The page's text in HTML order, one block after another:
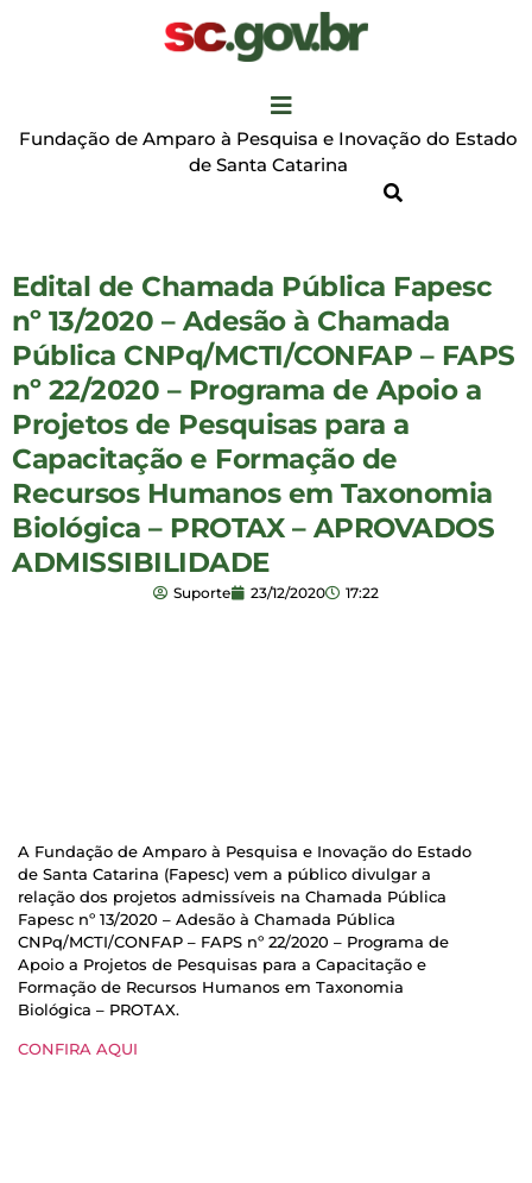
Fundação de Amparo à Pesquisa e Inovação do Estado
de Santa Catarina
Edital de Chamada Pública Fapesc
nº 13/2020 – Adesão à Chamada
Pública CNPq/MCTI/CONFAP – FAPS
nº 22/2020 – Programa de Apoio a
Projetos de Pesquisas para a
Capacitação e Formação de
Recursos Humanos em Taxonomia
Biológica – PROTAX – APROVADOS
ADMISSIBILIDADE
Suporte 23/12/2020 17:22
A Fundação de Amparo à Pesquisa e Inovação do Estado
de Santa Catarina (Fapesc) vem a público divulgar a
relação dos projetos admissíveis na Chamada Pública
Fapesc nº 13/2020 – Adesão à Chamada Pública
CNPq/MCTI/CONFAP – FAPS nº 22/2020 – Programa de
Apoio a Projetos de Pesquisas para a Capacitação e
Formação de Recursos Humanos em Taxonomia
Biológica – PROTAX.
CONFIRA AQUI